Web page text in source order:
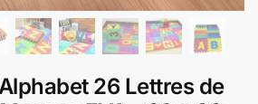
26 Lettres de